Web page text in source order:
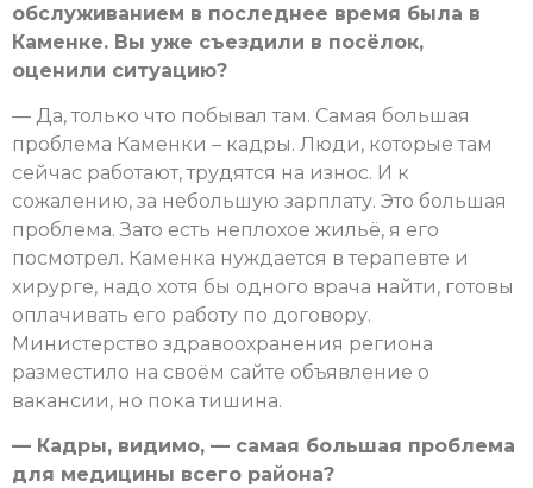
обслуживанием в последнее время была в
Каменке. Вы уже съездили в посёлок,
оценили ситуацию?
— Да, только что побывал там. Самая большая
проблема Каменки – кадры. Люди, которые там
сейчас работают, трудятся на износ. И к
сожалению, за небольшую зарплату. Это большая
проблема. Зато есть неплохое жильё, я его
посмотрел. Каменка нуждается в терапевте и
хирурге, надо хотя бы одного врача найти, готовы
оплачивать его работу по договору.
Министерство здравоохранения региона
разместило на своём сайте объявление о
вакансии, но пока тишина.
— Кадры, видимо, — самая большая проблема
для медицины всего района?